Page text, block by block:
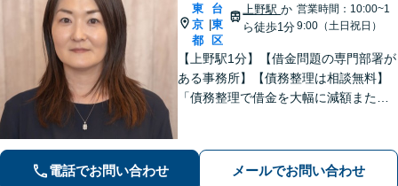
東
京
都
|
台
東
区
上野駅か
ら徒歩1分
営業時間：10:00~1
9:00（土日祝日）
【上野駅1分】【借金問題の専門部署が
ある事務所】【債務整理は相談無料】
「債務整理で借金を大幅に減額または
さまに代わって全力で交渉し、賠償金
アップを目指します！」【休日・夜間
電話でお問い合わせ メールでお問い合わせ